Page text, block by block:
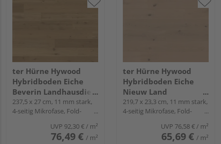
ter Hürne Hywood
Hybridboden Eiche
Beverin Landhausdiele
natur-geölt extramatt
natürlich - Noblesse
237,5 x 27 cm, 11 mm stark,
4-seitig Mikrofase, Fold-
UVP 92,30 €/ m²
76,49 € / m²
ter Hürne Hywood
Hybridboden Eiche
Nieuw Land
Landhausdiele lackiert
extramatt natürlich -
CLASSIC COLLECTION
219,7 x 23,3 cm, 11 mm stark,
4-seitig Mikrofase, Fold-
UVP 76,58 €/ m²
65,69 € / m²